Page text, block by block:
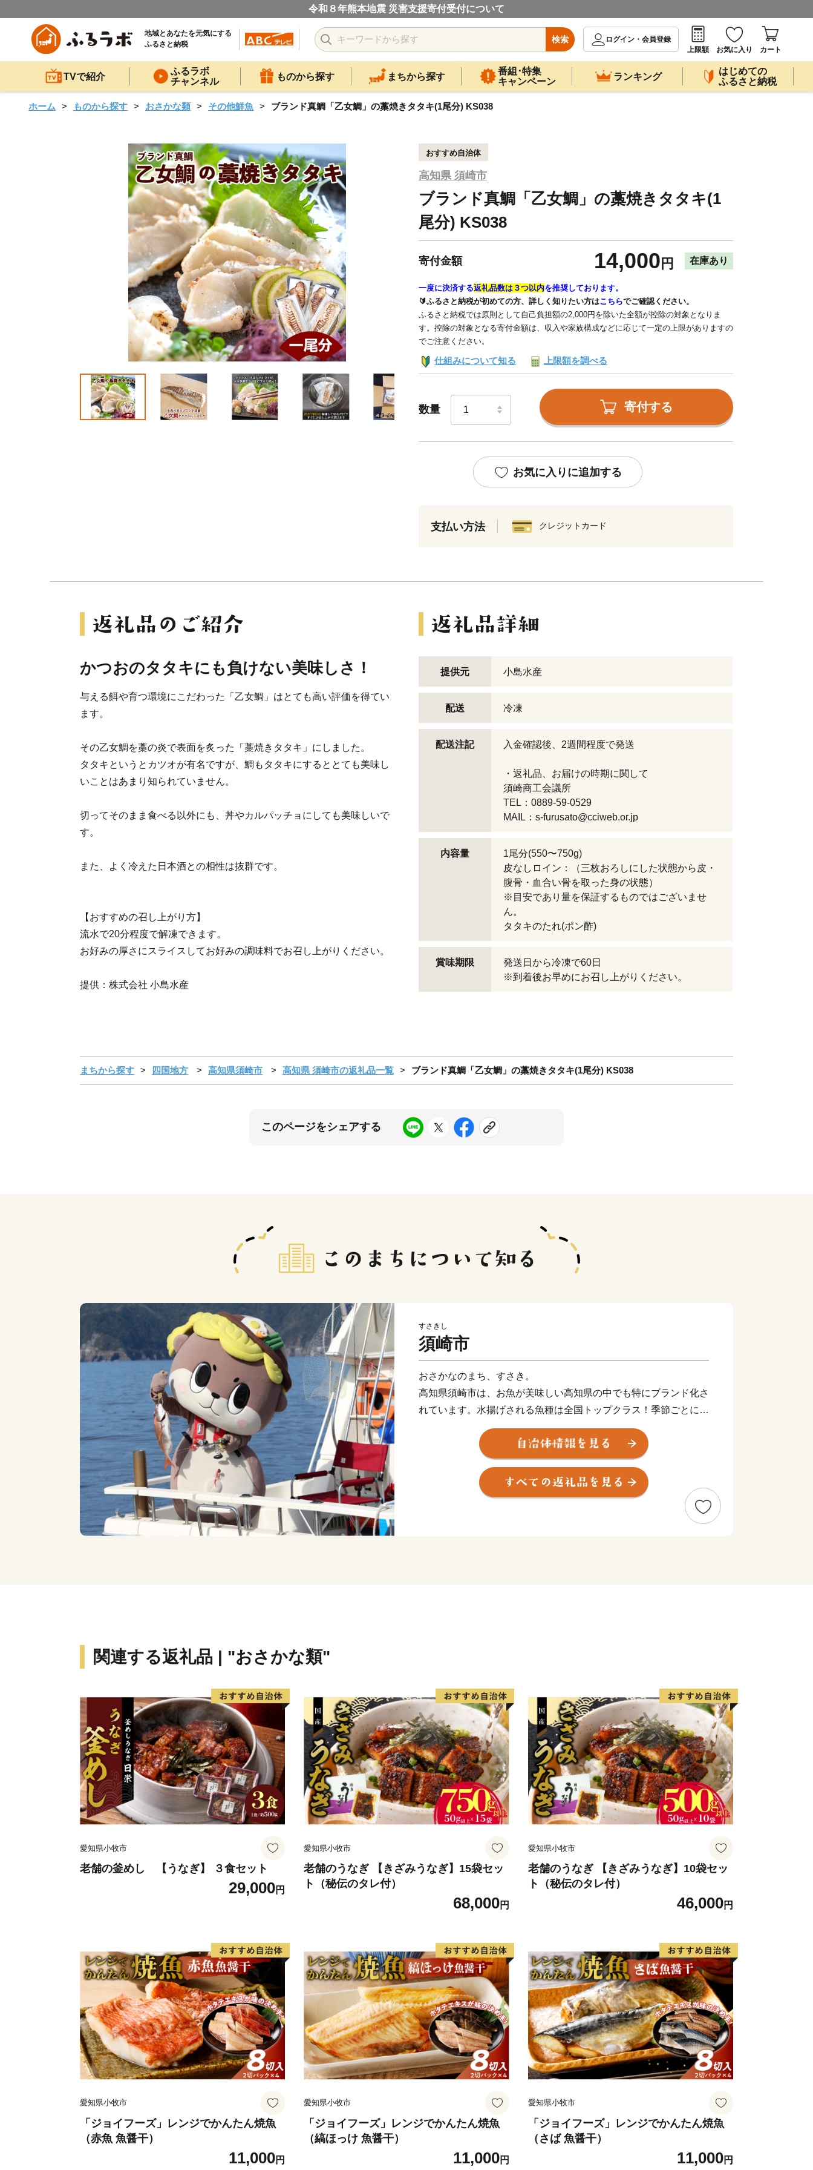
令和８年熊本地震 災害支援寄付受付について
地域とあなたを元気にする
ふるさと納税
検索
ログイン・会員登録
上限額
お気に入り カート
TVで紹介
ふるラボ
チャンネル
ものから探す まちから探す
番組･特集
キャンペーン
ランキング
はじめての
ふるさと納税
ホーム ものから探す おさかな類 その他鮮魚 ブランド真鯛「乙女鯛」の藁焼きタタキ(1尾分) KS038
おすすめ自治体
高知県 須崎市
ブランド真鯛「乙女鯛」の藁焼きタタキ(1
尾分) KS038
寄付金額 14,000 円 在庫あり
一度に決済する返礼品数は３つ以内を推奨しております。
🔰ふるさと納税が初めての方、詳しく知りたい方はこちらでご確認ください。
ふるさと納税では原則として自己負担額の2,000円を除いた全額が控除の対象となりま
す。控除の対象となる寄付金額は、収入や家族構成などに応じて一定の上限がありますの
でご注意ください。
仕組みについて知る 上限額を調べる
数量 寄付する
お気に入りに追加する
支払い方法 クレジットカード
かつおのタタキにも負けない美味しさ！
与える餌や育つ環境にこだわった「乙女鯛」はとても高い評価を得てい
ます。
その乙女鯛を藁の炎で表面を炙った「藁焼きタタキ」にしました。
タタキというとカツオが有名ですが、鯛もタタキにするととても美味し
いことはあまり知られていません。
切ってそのまま食べる以外にも、丼やカルパッチョにしても美味しいで
す。
また、よく冷えた日本酒との相性は抜群です。
【おすすめの召し上がり方】
流水で20分程度で解凍できます。
お好みの厚さにスライスしてお好みの調味料でお召し上がりください。
提供：株式会社 小島水産
提供元 小島水産
配送 冷凍
配送注記 入金確認後、2週間程度で発送
・返礼品、お届けの時期に関して
須崎商工会議所
TEL：0889-59-0529
MAIL：s-furusato@cciweb.or.jp
内容量
1尾分(550〜750g)
皮なしロイン：（三枚おろしにした状態から皮・
腹骨・血合い骨を取った身の状態）
※目安であり量を保証するものではございませ
ん。
タタキのたれ(ポン酢)
賞味期限
発送日から冷凍で60日
※到着後お早めにお召し上がりください。
まちから探す 四国地方 高知県須崎市 高知県 須崎市の返礼品一覧 ブランド真鯛「乙女鯛」の藁焼きタタキ(1尾分) KS038
このページをシェアする
すさきし
須崎市
おさかなのまち、すさき。
高知県須崎市は、お魚が美味しい高知県の中でも特にブランド化さ
れています。水揚げされる魚種は全国トップクラス！季節ごとに
様々な種類の魚貝類が水揚げされます。 池ノ浦や久通で捕れる伊
勢えびや、養殖漁業発祥の地野見湾の鯛やカンパチ、季節限定で食
べられるメジカの刺身も人気を集め、鮮度抜群の魚貝類を楽しめま
す。また、黒潮の恵みをたっぷり受けた柑橘類、野菜も絶品です。
高級カンパチ 「須崎勘八」お刺身用 半身
期間限定でしんじょう君のお礼状が付いてくる！その他の返礼品を
見る
関連する返礼品 | "おさかな類"
愛知県小牧市
老舗の釜めし 【うなぎ】 ３食セット
29,000円
愛知県小牧市
老舗のうなぎ 【きざみうなぎ】15袋セッ
ト（秘伝のタレ付）
68,000円
愛知県小牧市
老舗のうなぎ 【きざみうなぎ】10袋セッ
ト（秘伝のタレ付）
46,000円
愛知県小牧市
「ジョイフーズ」レンジでかんたん焼魚
（赤魚 魚醤干）
11,000円
愛知県小牧市
「ジョイフーズ」レンジでかんたん焼魚
（縞ほっけ 魚醤干）
11,000円
愛知県小牧市
「ジョイフーズ」レンジでかんたん焼魚
（さば 魚醤干）
11,000円